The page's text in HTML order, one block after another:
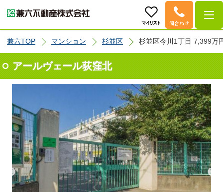
兼六TOP マンション 杉並区 杉並区今川1丁目 7,399万
アールヴェール荻窪北